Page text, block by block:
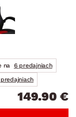
na
6 predajniach
149.90 €